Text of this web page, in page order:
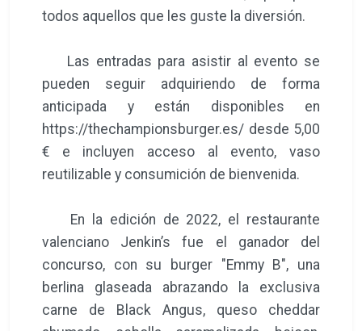
todos aquellos que les guste la diversión.
Las entradas para asistir al evento se
pueden seguir adquiriendo de forma
anticipada y están disponibles en
https://thechampionsburger.es/ desde 5,00
€ e incluyen acceso al evento, vaso
reutilizable y consumición de bienvenida.
En la edición de 2022, el restaurante
valenciano Jenkin’s fue el ganador del
concurso, con su burger "Emmy B", una
berlina glaseada abrazando la exclusiva
carne de Black Angus, queso cheddar